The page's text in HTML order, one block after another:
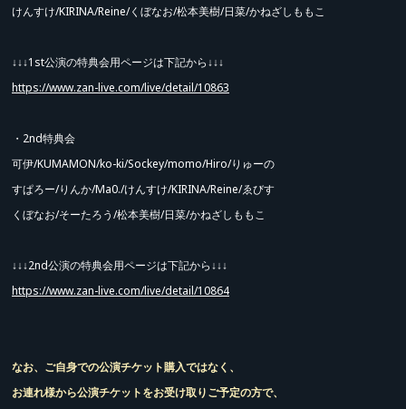
けんすけ/KIRINA/Reine/くぼなお/松本美樹/日菜/かねざしももこ
↓↓↓1st公演の特典会用ページは下記から↓↓↓
https://www.zan-live.com/live/detail/10863
・2nd特典会
可伊/KUMAMON/ko-ki/Sockey/momo/Hiro/りゅーの
すぱろー/りんか/Ma0./けんすけ/KIRINA/Reine/ゑびす
くぼなお/そーたろう/松本美樹/日菜/かねざしももこ
↓↓↓2nd公演の特典会用ページは下記から↓↓↓
https://www.zan-live.com/live/detail/10864
なお、ご自身での公演チケット購入ではなく、
お連れ様から公演チケットをお受け取りご予定の方で、